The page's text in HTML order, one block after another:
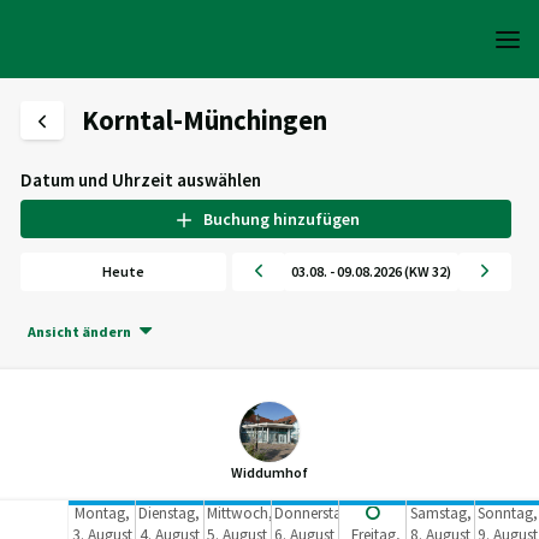
Korntal-Münchingen
Datum und Uhrzeit auswählen
Buchung hinzufügen
Heute 03.08. - 09.08.2026 (KW 32)
Ansicht ändern
Widdumhof
Montag, Dienstag, Mittwoch,Donnerstag,
Samstag, Sonntag,